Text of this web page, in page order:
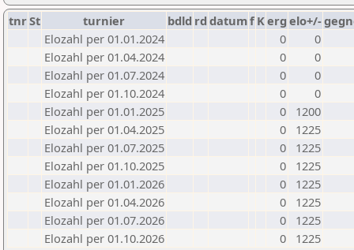
tnrSt turnier bdld rd datumf Kerg elo+/-
Elozahl per 01.01.2024
0
0
Elozahl per 01.04.2024
0
0
Elozahl per 01.07.2024
0
0
Elozahl per 01.10.2024
0
0
Elozahl per 01.01.2025
0
1200
Elozahl per 01.04.2025
0
1225
Elozahl per 01.07.2025
0
1225
Elozahl per 01.10.2025
0
1225
Elozahl per 01.01.2026
0
1225
Elozahl per 01.04.2026
0
1225
Elozahl per 01.07.2026
0
1225
Elozahl per 01.10.2026
0 1225